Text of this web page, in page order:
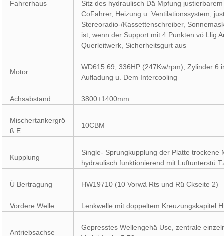
Fahrerhaus
Sitz des hydraulisch Dä Mpfung
CoFahrer, Heizung u. Ventilationssystem,
Stereoradio-/Kassettenschreiber,
ist, wenn der Support mit 4 Punkten vö Llig
Querleitwerk, Sicherheitsgurt aus
Motor
WD615.69, 336HP (247Kw/rpm), Zylinder 6
Aufladung u. Dem Intercooling
Achsabstand 3800+1400mm
Mischertankergrö
ß E
10CBM
Kupplung
Single- Sprungkupplung der Platte
hydraulisch funktionierend mit Luftunterstü
Ü Bertragung HW19710 (10 Vorwä Rts und Rü Ckseite 2)
Vordere Welle Lenkwelle mit doppeltem Kreuzungskapitel
Antriebsachse
Gepresstes Wellengehä Use, zentrale